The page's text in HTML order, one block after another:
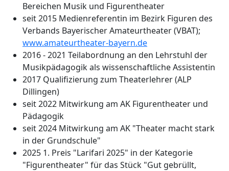
Bereichen Musik und Figurentheater
seit 2015 Medienreferentin im Bezirk Figuren des
Verbands Bayerischer Amateurtheater (VBAT);
www.amateurtheater-bayern.de
2016 - 2021 Teilabordnung an den Lehrstuhl der
Musikpädagogik als wissenschaftliche Assistentin
2017 Qualifizierung zum Theaterlehrer (ALP
Dillingen)
seit 2022 Mitwirkung am AK Figurentheater und
Pädagogik
seit 2024 Mitwirkung am AK "Theater macht stark
in der Grundschule"
2025 1. Preis "Larifari 2025" in der Kategorie
"Figurentheater" für das Stück "Gut gebrüllt,